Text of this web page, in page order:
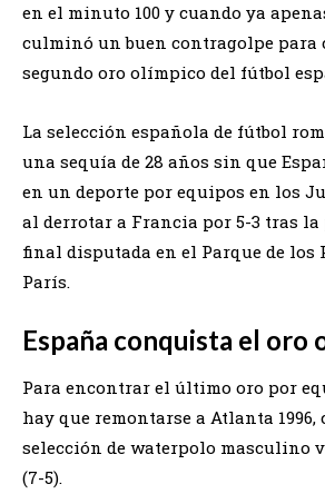
en el minuto 100 y cuando ya
culminó un buen contragolpe para
segundo oro olímpico del fútbol
La selección española de fútbol
una sequía de 28 años sin que
en un deporte por equipos en los
al derrotar a Francia por 5-3 tras
final disputada en el Parque de los
París.
España conquista el oro
Para encontrar el último oro por
hay que remontarse a Atlanta 1996,
selección de waterpolo masculino
(7-5).